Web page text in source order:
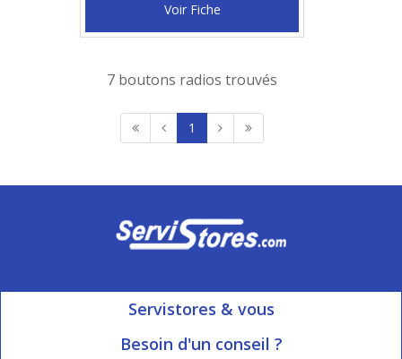
Voir Fiche
7 boutons radios trouvés
1
Servistores & vous
Mon compte
Besoin d'un conseil ?